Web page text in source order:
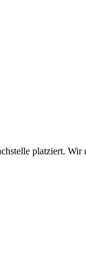
platziert.